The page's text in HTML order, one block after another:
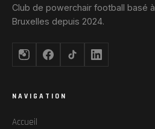
Club de powerchair football basé à
Bruxelles depuis 2024.
NAVIGATION
Accueil